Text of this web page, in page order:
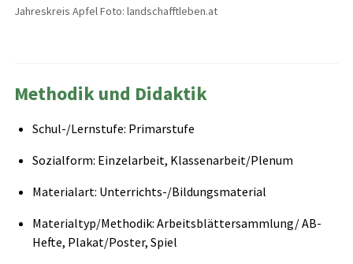
Jahreskreis Apfel Foto: landschafftleben.at
Methodik und Didaktik
Schul-/Lernstufe: Primarstufe
Sozialform: Einzelarbeit, Klassenarbeit/Plenum
Materialart: Unterrichts-/Bildungsmaterial
Materialtyp/Methodik: Arbeitsblättersammlung/ AB-
Hefte, Plakat/Poster, Spiel